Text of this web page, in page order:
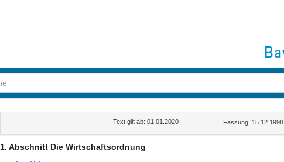
Text gilt ab: 01.01.2020 Fassung: 15.12.1998
1. Abschnitt Die Wirtschaftsordnung